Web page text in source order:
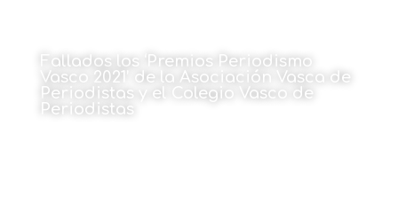
Fallados los ‘Premios Periodismo
Vasco 2021’ de la Asociación Vasca de
Periodistas y el Colegio Vasco de
Periodistas